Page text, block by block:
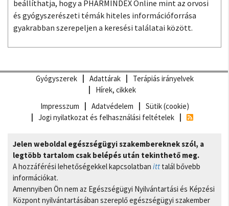
beállíthatja, hogy a PHARMINDEX Online mint az orvosi
és gyógyszerészeti témák hiteles információforrása
gyakrabban szerepeljen a keresési találatai között.
Gyógyszerek Adattárak
Terápiás irányelvek
Hírek, cikkek
Impresszum
Adatvédelem
Sütik (cookie)
Jogi nyilatkozat és felhasználási feltételek
Jelen weboldal egészségügyi szakembereknek szól, a
legtöbb tartalom csak belépés után tekinthető meg.
A hozzáférési lehetőségekkel kapcsolatban itt talál bővebb
információkat.
Amennyiben Ön nem az Egészségügyi Nyilvántartási és Képzési
Központ nyilvántartásában szereplő egészségügyi szakember